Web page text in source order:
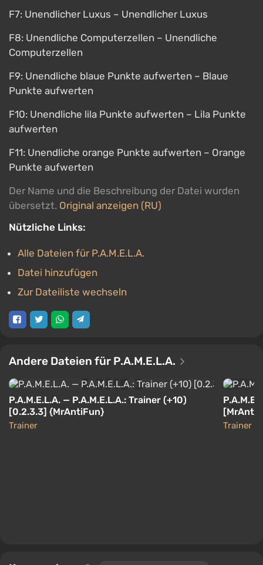
F7: Unendlicher Luxus – Unendlicher Luxus
F8: Unendliche Computerzellen – Unendliche
Computerzellen
F9: Unendliche blaue Punkte aufwerten – Blaue
Punkte aufwerten
F10: Unendliche lila Punkte aufwerten – Lila Punkte
aufwerten
F11: Unendliche orange Punkte aufwerten – Orange
Punkte aufwerten
Der Name und die Beschreibung der Datei wurden
übersetzt. Original anzeigen (RU)
Nützliche Links:
Alle Dateien für P.A.M.E.L.A.
Datei hinzufügen
Zur Dateiliste wechseln
Andere Dateien für P.A.M.E.L.A.
P.A.M.E.L.A. — P.A.M.E.L.A.: Trainer (+10)
[0.2.3.3] {MrAntiFun}
Trainer Trainer